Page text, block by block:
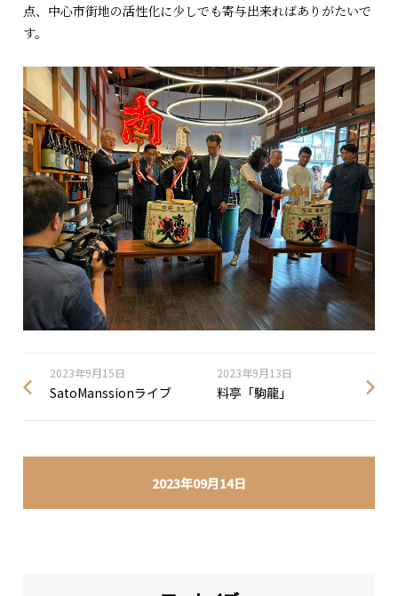
2023年09月14日
点、中心市街地の活性化に少しでも寄与出来ればありがたいで
す。
2023年9月15日
SatoManssionライブ
2023年9月13日
料亭「駒龍」